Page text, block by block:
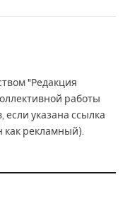
"Редакция
работы
указана ссылка
рекламный).